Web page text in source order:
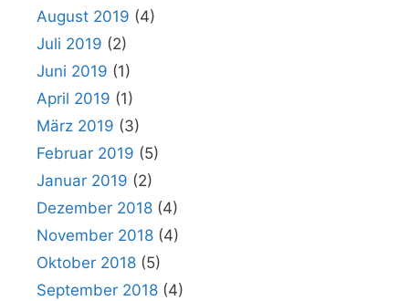
August 2019 (4)
Juli 2019 (2)
Juni 2019 (1)
April 2019 (1)
März 2019 (3)
Februar 2019 (5)
Januar 2019 (2)
Dezember 2018 (4)
November 2018 (4)
Oktober 2018 (5)
September 2018 (4)